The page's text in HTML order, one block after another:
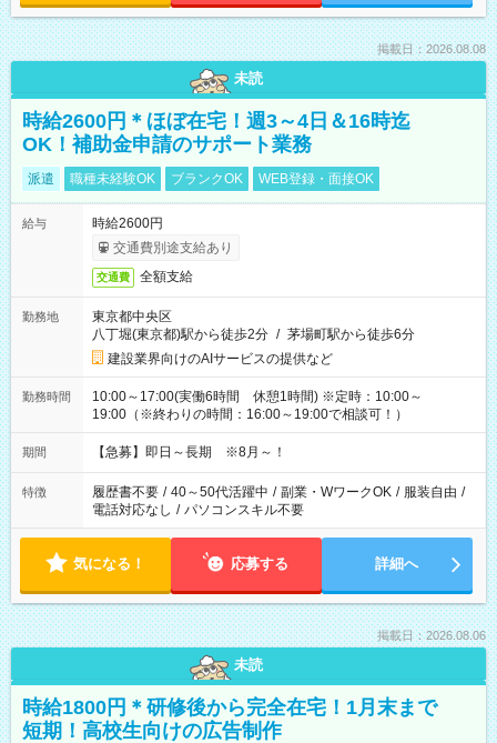
掲載日：2026.08.08
未読
時給2600円＊ほぼ在宅！週3～4日＆16時迄
OK！補助金申請のサポート業務
派遣 職種未経験OK ブランクOK WEB登録・面接OK
給与
時給2600円
交通費別途支給あり
交通費 全額支給
勤務地
東京都中央区
八丁堀(東京都)駅から徒歩2分 / 茅場町駅から徒歩6分
建設業界向けのAIサービスの提供など
勤務時間
10:00～17:00(実働6時間 休憩1時間) ※定時：10:00～
19:00（※終わりの時間：16:00～19:00で相談可！）
期間 【急募】即日～長期 ※8月～！
特徴 履歴書不要 / 40～50代活躍中 / 副業・WワークOK / 服装自由 /
電話対応なし / パソコンスキル不要
気になる！ 応募する 詳細へ
掲載日：2026.08.06
未読
時給1800円＊研修後から完全在宅！1月末まで
短期！高校生向けの広告制作